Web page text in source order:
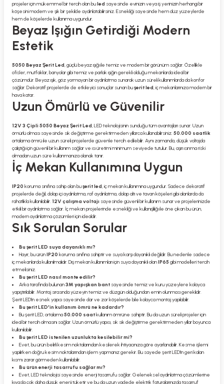
projeler için mükemmel bir tercih olan buled sayesinde evinizin veya iş yerinizin herhangi bir
köşesini modern ve şık bir şekilde aydınlatabilirsiniz. Esnekliği sayesinde hem düz yüzeylerde
hem de köşelerde kullanıma uygundur.
Beyaz Işığın Getirdiği Modern
Estetik
5050 Beyaz Şerit Led, güçlü beyaz ışığı ile temiz ve modern bir görünüm sağlar. Özellikle
ofisler, mutfaklar, banyolar gibi temiz ve parlak ışığın gerekli olduğu mekanlarda ideal bir
çözümdür. Beyaz ışık, göz yormayan bir aydınlatma sunarak uzun süreli kullanımlarda da konfor
sağlar. Dekoratif projelerde de etkileyici sonuçlar sunan buşerit led, iç mekanlarınıza modern bir
hava katar.
Uzun Ömürlü ve Güvenilir
12V 3 Çipli 5050 Beyaz Şerit Led, LED teknolojisinin sunduğu tüm avantajları sunar. Uzun
ömürlü olması sayesinde sık değiştirme gerektirmeden yıllarca kullanabilirsiniz. 50.000 saatlik
ortalama ömrü ile uzun süreli projelerde güvenle tercih edilebilir. Aynı zamanda, düşük voltajda
çalıştığı için güvenli bir kullanım sağlar ve ısı üretimi minimum seviyede tutulur. Bu, aşırı ısınma riski
olmadan uzun süre kullanmanıza olanak tanır.
İç Mekan Kullanımına Uygun
IP20 koruma sınıfına sahip olan buşerit led, iç mekan kullanımına uygundur. Sadece dekoratif
projelerde değil, dolap içi aydınlatma, raf aydınlatma, dolap altı ve tavan köşeleri gibi alanlarda da
rahatlıkla kullanılabilir. 12V çalışma voltajı sayesinde güvenli bir kullanım sunar ve projelerinizde
etkili bir aydınlatma sağlar. İç mekan projelerinde esnekliği ve kullanışlılığı ile öne çıkan bu ürün,
modern aydınlatma çözümleri için idealdir.
Sık Sorulan Sorular
Bu şerit LED suya dayanıklı mı?
Hayır, bu ürünIP20 koruma sınıfına sahiptir ve suya karşı dayanıklı değildir. Bu nedenle sadece
iç mekanlarda kullanılmalıdır. Dış mekan kullanımları için suya dayanıklı olanIP65 gibi modelleri tercih
etmelisiniz.
Bu şerit LED nasıl monte edilir?
Arka tarafında bulunan3M yapışkan bant sayesinde temiz ve kuru yüzeylere kolayca
yapıştırılabilir. Montaj sırasında yüzeyin temiz ve düzgün olduğundan emin olunması gereklidir.
Şerit LED'in esnek yapısı sayesinde dar ve zor köşelerde bile kolayca montaj yapılabilir.
Bu şerit LED'in kullanım ömrü ne kadardır?
Bu şerit LED, ortalama50.000 saatkullanım ömrüne sahiptir. Bu da uzun süreli projeler için
ideal bir tercih olmasını sağlar. Uzun ömürlü yapısı, sık sık değiştirme gerektirmeden yıllar boyunca
kullanılabilir.
Bu şerit LED istenilen uzunlukta kesilebilir mi?
Evet, bu ürün belirli kesim noktalarından kesilerek ihtiyacınıza göre ayarlanabilir. Kesme işlemi
yapılırken doğru kesim noktalarından işlem yapmanız gerekir. Bu sayede şerit LED'in geri kalan
kısmı zarar görmeden kullanılabilir.
Bu ürün enerji tasarrufu sağlar mı?
Evet, LED teknolojisi sayesinde enerji tasarrufu sağlar. Geleneksel aydınlatma çözümlerine
kıyasla çok daha düşük enerji tüketir ve bu da uzun vadede elektrik faturalarınızda tasarruf